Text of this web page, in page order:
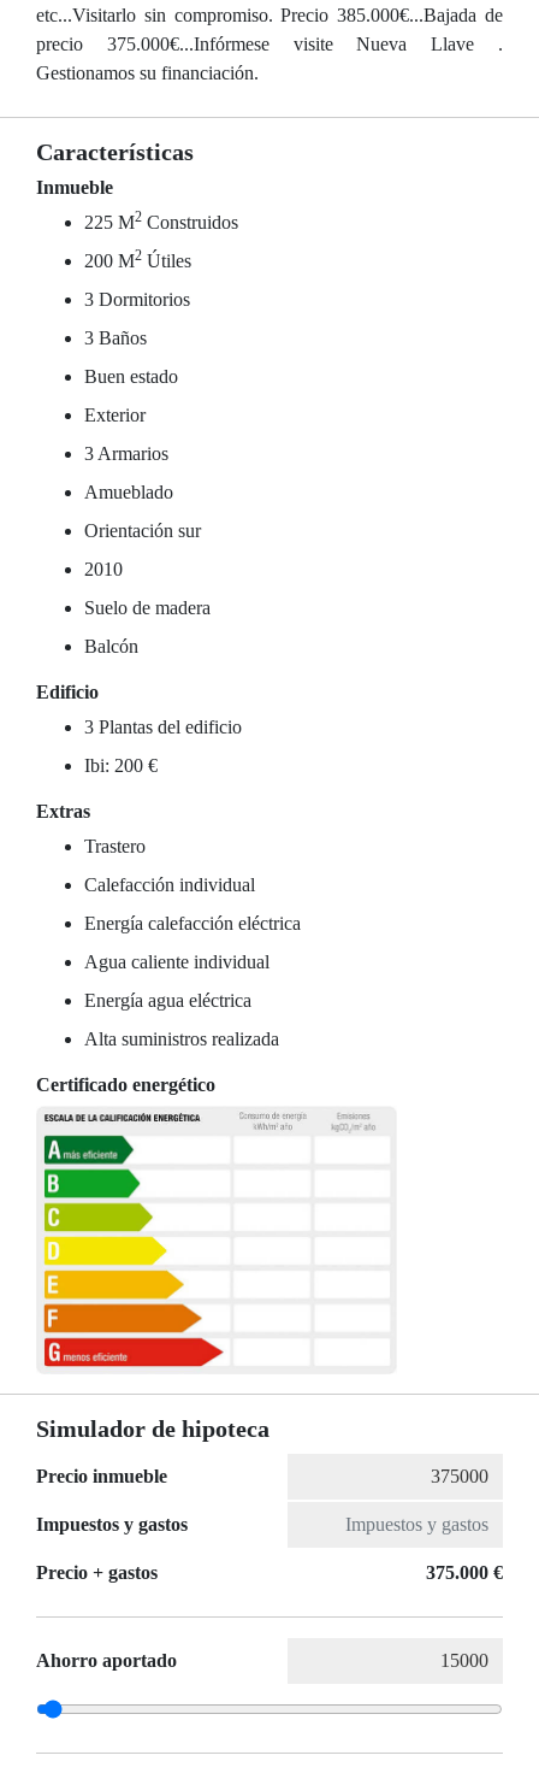
etc...Visitarlo sin compromiso. Precio 385.000€...Bajada de
precio 375.000€...Infórmese visite Nueva Llave .
Gestionamos su financiación.
Características
Inmueble
225 M2 Construidos
200 M2 Útiles
3 Dormitorios
3 Baños
Buen estado
Exterior
3 Armarios
Amueblado
Orientación sur
2010
Suelo de madera
Balcón
Edificio
3 Plantas del edificio
Ibi: 200 €
Extras
Trastero
Calefacción individual
Energía calefacción eléctrica
Agua caliente individual
Energía agua eléctrica
Alta suministros realizada
Certificado energético
Simulador de hipoteca
Precio inmueble
Impuestos y gastos
Precio + gastos 375.000 €
Ahorro aportado